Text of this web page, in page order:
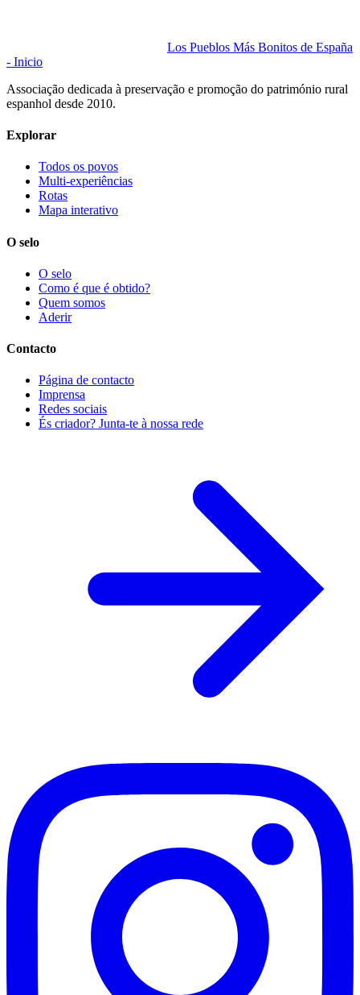
Los Pueblos Más Bonitos de España
- Inicio
Associação dedicada à preservação e promoção do património rural
espanhol desde 2010.
Explorar
Todos os povos
Multi-experiências
Rotas
Mapa interativo
O selo
O selo
Como é que é obtido?
Quem somos
Aderir
Contacto
Página de contacto
Imprensa
Redes sociais
És criador? Junta-te à nossa rede